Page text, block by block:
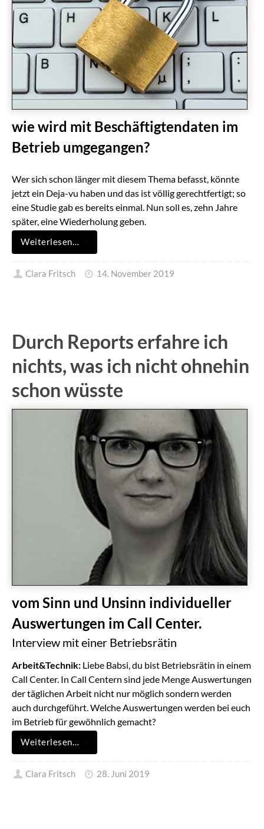
wie wird mit Beschäftigtendaten im
Betrieb umgegangen?
Wer sich schon länger mit diesem Thema befasst, könnte
jetzt ein Deja-vu haben und das ist völlig gerechtfertigt; so
eine Studie gab es bereits einmal. Nun soll es, zehn Jahre
später, eine Wiederholung geben.
Weiterlesen…
Clara Fritsch 14. November 2019
Durch Reports erfahre ich
nichts, was ich nicht ohnehin
schon wüsste
vom Sinn und Unsinn individueller
Auswertungen im Call Center.
Interview mit einer Betriebsrätin
Arbeit&Technik: Liebe Babsi, du bist Betriebsrätin in einem
Call Center. In Call Centern sind jede Menge Auswertungen
der täglichen Arbeit nicht nur möglich sondern werden
auch durchgeführt. Welche Auswertungen werden bei euch
im Betrieb für gewöhnlich gemacht?
Weiterlesen…
Clara Fritsch 28. Juni 2019